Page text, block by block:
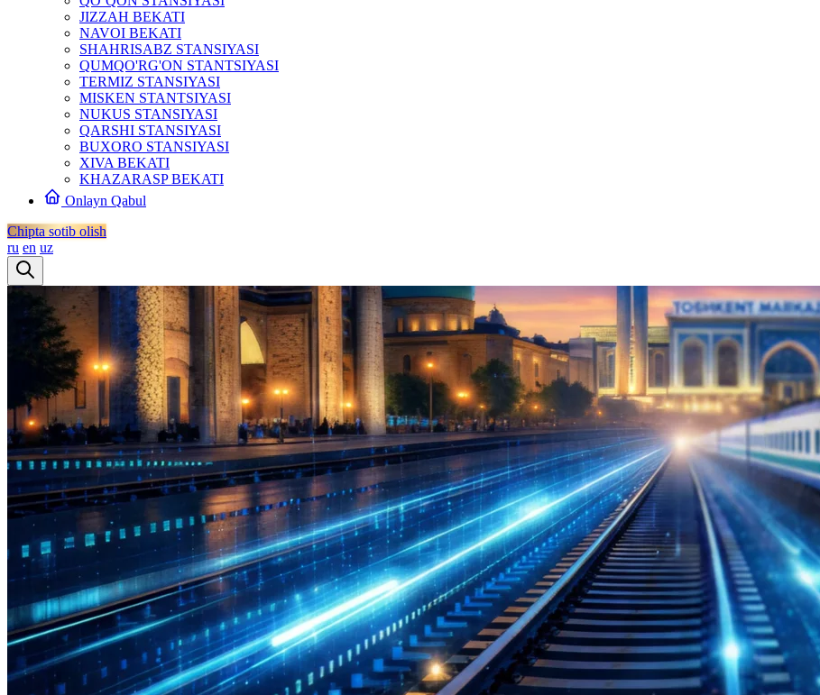
JIZZAH BEKATI
NAVOI BEKATI
SHAHRISABZ STANSIYASI
QUMQO'RG'ON STANTSIYASI
TERMIZ STANSIYASI
MISKEN STANTSIYASI
NUKUS STANSIYASI
QARSHI STANSIYASI
BUXORO STANSIYASI
XIVA BEKATI
KHAZARASP BEKATI
Onlayn Qabul
Chipta sotib olish
ru en uz